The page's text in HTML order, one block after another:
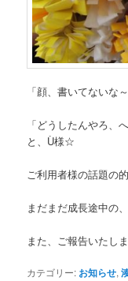
「顔、書いてないな
「どうしたんやろ、
と、Ù様☆
ご利用者様の話題の
まだまだ成長途中の
また、ご報告いたし
カテゴリー: お知らせ,